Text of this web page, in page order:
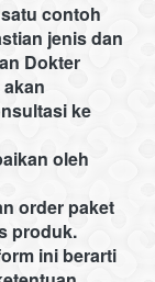
contoh
jenis dan
Dokter
ke
oleh
order paket
produk.
ini berarti